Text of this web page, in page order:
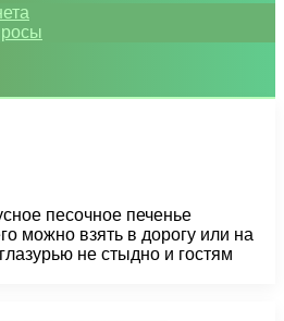
песочное печенье
можно взять в дорогу или на
не стыдно и гостям